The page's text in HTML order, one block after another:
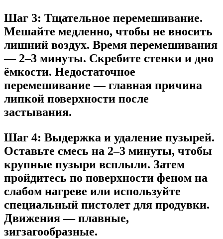
Шаг 3: Тщательное перемешивание.
Мешайте медленно, чтобы не вносить
лишний воздух. Время перемешивания
— 2–3 минуты. Скребите стенки и дно
ёмкости. Недостаточное
перемешивание — главная причина
липкой поверхности после
застывания.
Шаг 4: Выдержка и удаление пузырей.
Оставьте смесь на 2–3 минуты, чтобы
крупные пузыри всплыли. Затем
пройдитесь по поверхности феном на
слабом нагреве или используйте
специальный пистолет для продувки.
Движения — плавные,
зигзагообразные.